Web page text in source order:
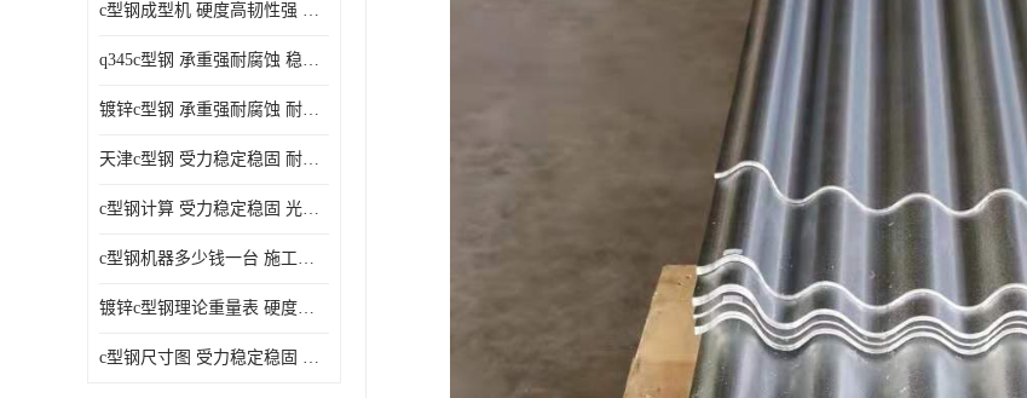
c型钢成型机 硬度高韧性强 防腐耐蚀性能好
q345c型钢 承重强耐腐蚀 稳重支撑承载力大
镀锌c型钢 承重强耐腐蚀 耐腐蚀 耐高温
天津c型钢 受力稳定稳固 耐腐蚀 耐高温
c型钢计算 受力稳定稳固 光洁无毛刺
c型钢机器多少钱一台 施工方便简单 稳重支撑承载力大
镀锌c型钢理论重量表 硬度高韧性强 光洁无毛刺
c型钢尺寸图 受力稳定稳固 光洁无毛刺